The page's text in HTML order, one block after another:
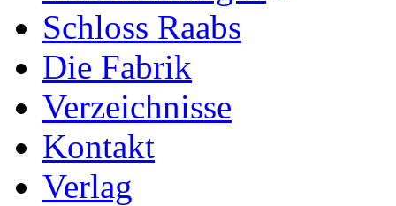
Schloss Raabs
Die Fabrik
Verzeichnisse
Kontakt
Verlag